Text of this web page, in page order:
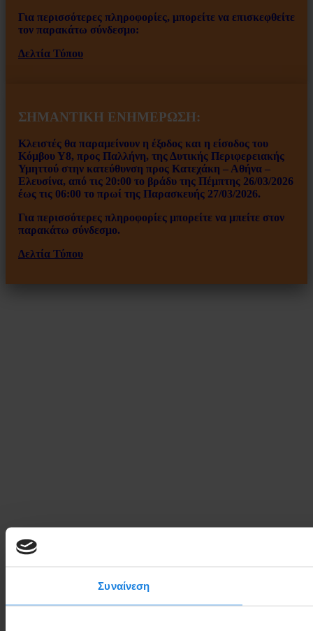
Συναίνεση
Για περισσότερες πληροφορίες, μπορείτε να επισκεφθείτε
τον παρακάτω σύνδεσμο:
Δελτία Τύπου
ΣΗΜΑΝΤΙΚΗ ΕΝΗΜΕΡΩΣΗ:
Κλειστές θα παραμείνουν η έξοδος και η είσοδος του
Κόμβου Υ8, προς Παλλήνη, της Δυτικής Περιφερειακής
Υμηττού στην κατεύθυνση προς Κατεχάκη – Αθήνα –
Ελευσίνα, από τις 20:00 το βράδυ της Πέμπτης 26/03/2026
έως τις 06:00 το πρωί της Παρασκευής 27/03/2026.
Για περισσότερες πληροφορίες μπορείτε να μπείτε στον
παρακάτω σύνδεσμο.
Δελτία Τύπου